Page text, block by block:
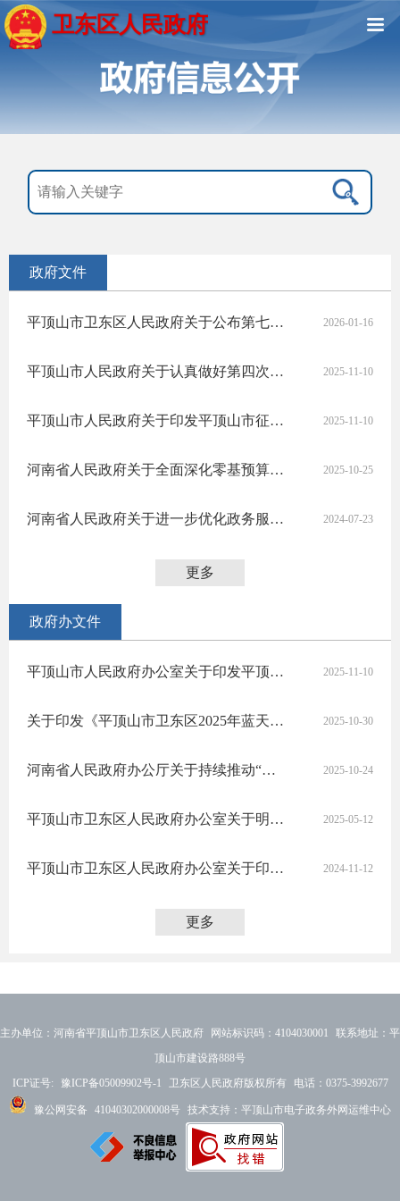
卫东区人民政府
政府文件
平顶山市卫东区人民政府关于公布第七批区级非物质文化遗产代表性项目名录和扩展项目名录的通知 2026-01-16
​平顶山市人民政府关于认真做好第四次全国农业普查工作的通知 2025-11-10
平顶山市人民政府关于印发平顶山市征收集体土地地上附着物和青苗补偿标准的通知 2025-11-10
河南省人民政府关于全面深化零基预算改革的意见 2025-10-25
河南省人民政府关于进一步优化政务服务提升行政效能推动“高效办成一件事”的实施意见 2024-07-23
更多
政府办文件
平顶山市人民政府办公室关于印发平顶山市促进高质量充分就业实施方案的通知 2025-11-10
关于印发《平顶山市卫东区2025年蓝天保卫战实施方案》《平顶山市卫东区2025年碧水保卫战实施方案》《平顶山市卫东区2025年净土保卫战实施方案》《平顶山市卫东区2025年柴油货车污染治理攻坚战实施方案》的通知 2025-10-30
河南省人民政府办公厅关于持续推动“四好农村路”高质量发展助力乡村全面振兴的意见 2025-10-24
平顶山市卫东区人民政府办公室关于明确政府工作报告提出的2025年重点工作责任单位和工作任务的通知 2025-05-12
平顶山市卫东区人民政府办公室关于印发《卫东区“政策上门、服务到家，便民利企零距离”活动实施方案》的通知 2024-11-12
更多
主办单位：河南省平顶山市卫东区人民政府 网站标识码：4104030001 联系地址：平
顶山市建设路888号
ICP证号:
豫ICP备05009902号-1 卫东区人民政府版权所有 电话：0375-3992677
豫公网安备 41040302000008号 技术支持：平顶山市电子政务外网运维中心